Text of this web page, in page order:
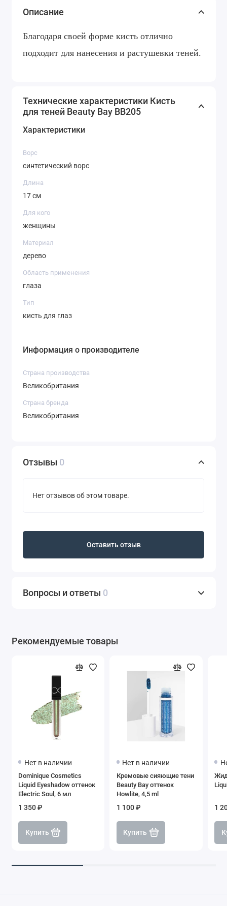
Описание
Благодаря своей форме кисть отлично
подходит для нанесения и растушевки теней.
Технические характеристики Кисть
для теней Beauty Bay BB205
Характеристики
Ворс
синтетический ворс
Длина
17 см
Для кого
женщины
Материал
дерево
Область применения
глаза
Тип
кисть для глаз
Информация о производителе
Страна производства
Великобритания
Страна бренда
Великобритания
Отзывы 0
Нет отзывов об этом товаре.
Оставить отзыв
Вопросы и ответы 0
Рекомендуемые товары
Нет в наличии
Dominique Cosmetics
Liquid Eyeshadow оттенок
Electric Soul, 6 мл
1 350 ₽
Купить
Нет в наличии
Кремовые сияющие тени
Beauty Bay оттенок
Howlite, 4,5 ml
1 100 ₽
Купить
1